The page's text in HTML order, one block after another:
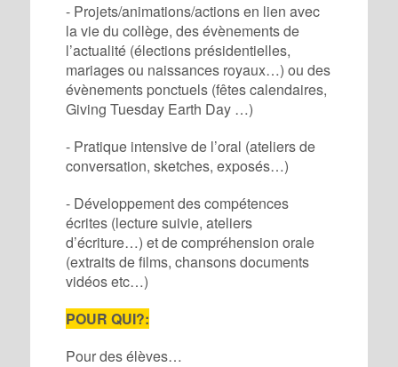
- Projets/animations/actions en lien avec
la vie du collège, des évènements de
l’actualité (élections présidentielles,
mariages ou naissances royaux…) ou des
évènements ponctuels (fêtes calendaires,
Giving Tuesday Earth Day …)
- Pratique intensive de l’oral (ateliers de
conversation, sketches, exposés…)
- Développement des compétences
écrites (lecture suivie, ateliers
d’écriture…) et de compréhension orale
(extraits de films, chansons documents
vidéos etc…)
POUR QUI?:
Pour des élèves…